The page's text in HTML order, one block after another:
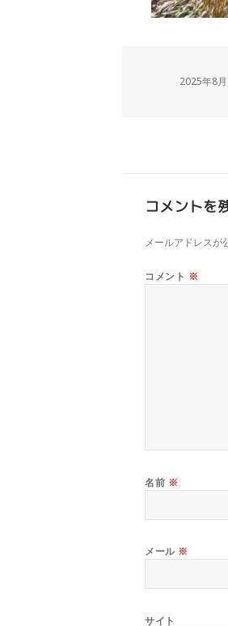
2025年8
コメントを
メールアドレスが
コメント ※
名前 ※
メール ※
サイト